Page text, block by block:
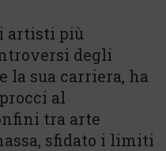
artisti più
degli
la sua carriera, ha
al
tra arte
sfidato i limiti